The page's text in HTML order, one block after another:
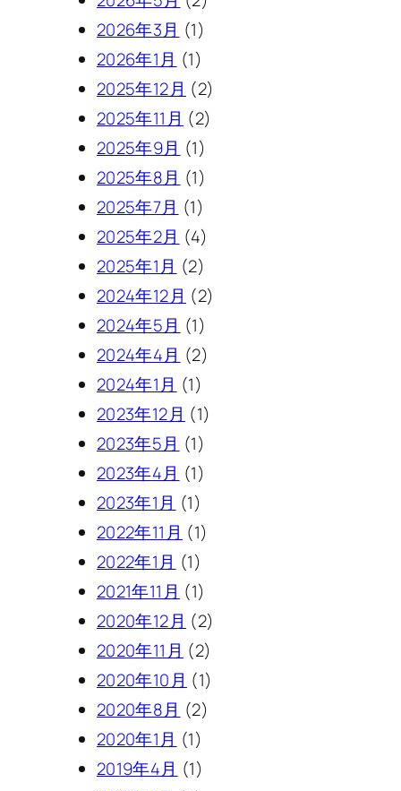
2026年3月 (1)
2026年1月 (1)
2025年12月 (2)
2025年11月 (2)
2025年9月 (1)
2025年8月 (1)
2025年7月 (1)
2025年2月 (4)
2025年1月 (2)
2024年12月 (2)
2024年5月 (1)
2024年4月 (2)
2024年1月 (1)
2023年12月 (1)
2023年5月 (1)
2023年4月 (1)
2023年1月 (1)
2022年11月 (1)
2022年1月 (1)
2021年11月 (1)
2020年12月 (2)
2020年11月 (2)
2020年10月 (1)
2020年8月 (2)
2020年1月 (1)
2019年4月 (1)